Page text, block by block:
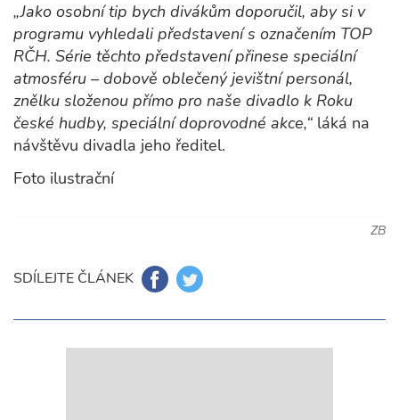
„Jako osobní tip bych divákům doporučil, aby si v
programu vyhledali představení s označením TOP
RČH. Série těchto představení přinese speciální
atmosféru – dobově oblečený jevištní personál,
znělku složenou přímo pro naše divadlo k Roku
české hudby, speciální doprovodné akce,“ láká na
návštěvu divadla jeho ředitel.
Foto ilustrační
ZB
SDÍLEJTE ČLÁNEK